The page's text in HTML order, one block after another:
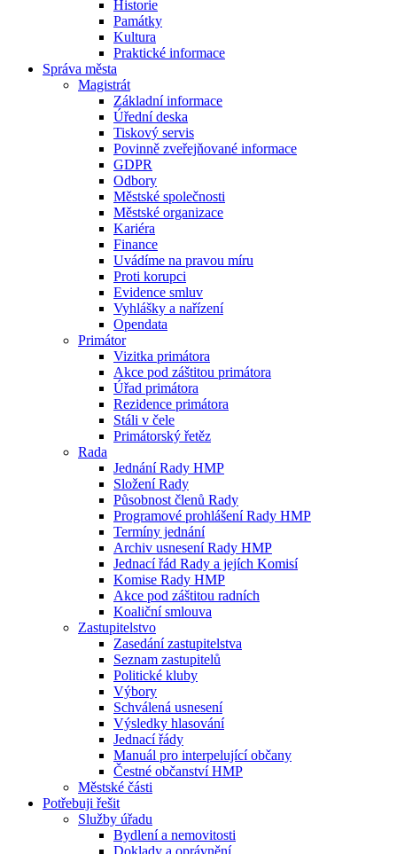
Historie
Památky
Kultura
Praktické informace
Správa města
Magistrát
Základní informace
Úřední deska
Tiskový servis
Povinně zveřejňované informace
GDPR
Odbory
Městské společnosti
Městské organizace
Kariéra
Finance
Uvádíme na pravou míru
Proti korupci
Evidence smluv
Vyhlášky a nařízení
Opendata
Primátor
Vizitka primátora
Akce pod záštitou primátora
Úřad primátora
Rezidence primátora
Stáli v čele
Primátorský řetěz
Rada
Jednání Rady HMP
Složení Rady
Působnost členů Rady
Programové prohlášení Rady HMP
Termíny jednání
Archiv usnesení Rady HMP
Jednací řád Rady a jejích Komisí
Komise Rady HMP
Akce pod záštitou radních
Koaliční smlouva
Zastupitelstvo
Zasedání zastupitelstva
Seznam zastupitelů
Politické kluby
Výbory
Schválená usnesení
Výsledky hlasování
Jednací řády
Manuál pro interpelující občany
Čestné občanství HMP
Městské části
Potřebuji řešit
Služby úřadu
Bydlení a nemovitosti
Doklady a oprávnění